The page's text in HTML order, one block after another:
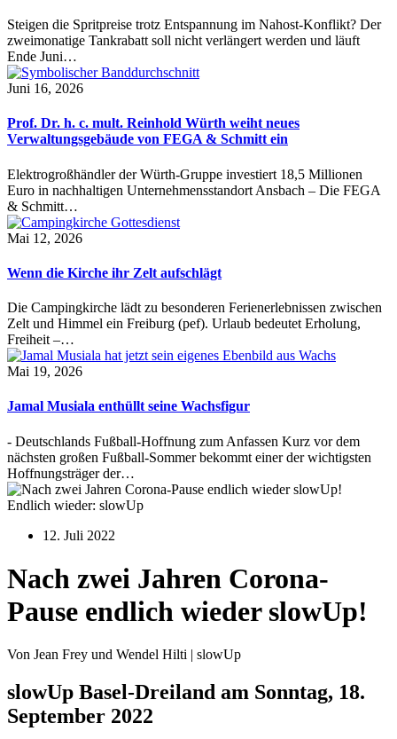
Steigen die Spritpreise trotz Entspannung im Nahost-Konflikt? Der
zweimonatige Tankrabatt soll nicht verlängert werden und läuft
Ende Juni…
Juni 16, 2026
Prof. Dr. h. c. mult. Reinhold Würth weiht neues
Verwaltungsgebäude von FEGA & Schmitt ein
Elektrogroßhändler der Würth-Gruppe investiert 18,5 Millionen
Euro in nachhaltigen Unternehmensstandort Ansbach – Die FEGA
& Schmitt…
Mai 12, 2026
Wenn die Kirche ihr Zelt aufschlägt
Die Campingkirche lädt zu besonderen Ferienerlebnissen zwischen
Zelt und Himmel ein Freiburg (pef). Urlaub bedeutet Erholung,
Freiheit –…
Mai 19, 2026
Jamal Musiala enthüllt seine Wachsfigur
- Deutschlands Fußball-Hoffnung zum Anfassen Kurz vor dem
nächsten großen Fußball-Sommer bekommt einer der wichtigsten
Hoffnungsträger der…
Endlich wieder: slowUp
12. Juli 2022
Nach zwei Jahren Corona-
Pause endlich wieder slowUp!
Von Jean Frey und Wendel Hilti | slowUp
slowUp Basel-Dreiland am Sonntag, 18.
September 2022